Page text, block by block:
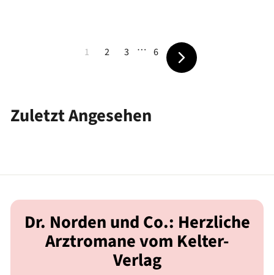
1 2 3 … 6
Vorwärts
Zuletzt Angesehen
Dr. Norden und Co.: Herzliche
Arztromane vom Kelter-
Verlag